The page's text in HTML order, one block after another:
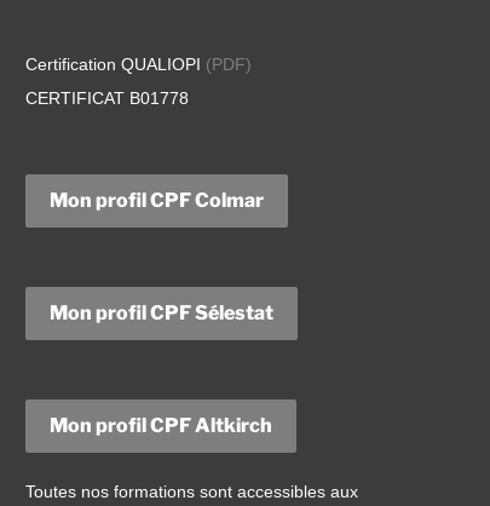
Certification QUALIOPI (PDF)
CERTIFICAT B01778
Mon profil CPF Colmar
Mon profil CPF Sélestat
Mon profil CPF Altkirch
Toutes nos formations sont accessibles aux